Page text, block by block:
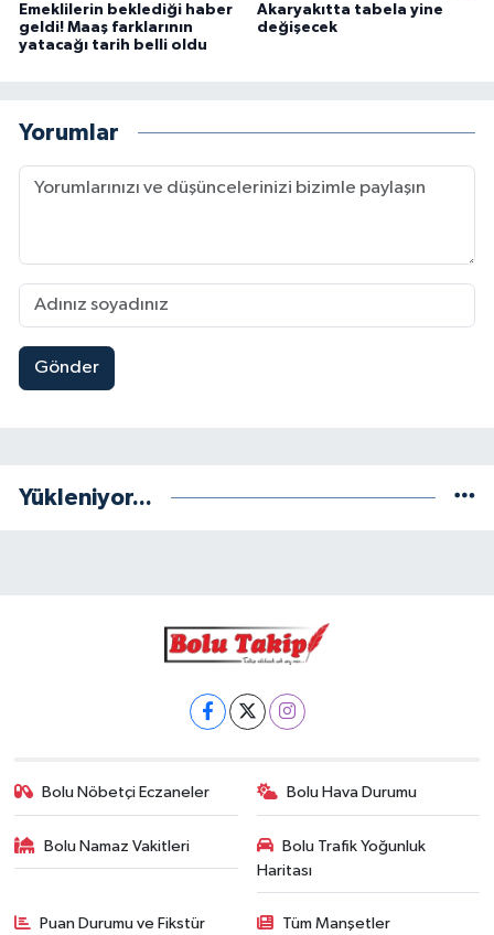
Emeklilerin beklediği haber
geldi! Maaş farklarının
yatacağı tarih belli oldu
Akaryakıtta tabela yine
değişecek
Yorumlar
Gönder
Yükleniyor...
Bolu Nöbetçi Eczaneler Bolu Hava Durumu
Bolu Namaz Vakitleri
Bolu Trafik Yoğunluk
Haritası
Puan Durumu ve Fikstür Tüm Manşetler